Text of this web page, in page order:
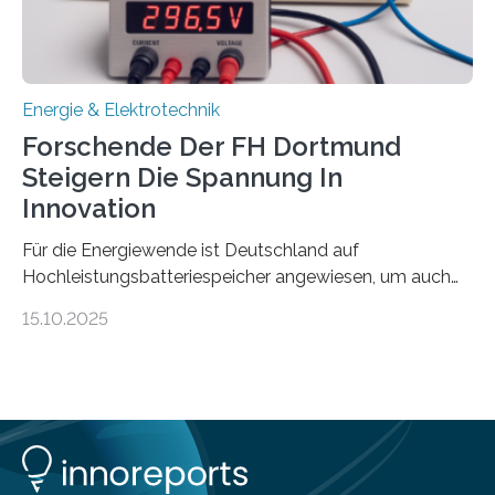
wissenschaftliche Erkenntnisse sollen rasch in die
Energie & Elektrotechnik
Forschende Der FH Dortmund
Steigern Die Spannung In
Innovation
Für die Energiewende ist Deutschland auf
Hochleistungsbatteriespeicher angewiesen, um auch
Doch mit der immensen Zahl einzelner Batteriezellen,
Projekt KV-BATT diese Verluste reduzieren und
erhöhen dazu die Spannung um das Zehn- bis
Zwanzigfache. Ein kleiner Exkurs zurück in die Schulzeit:
15.10.2025